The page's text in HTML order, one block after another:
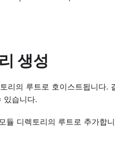
생성
리의 루트로 호이스트됩니다.
있습니다.
듈 디렉토리의 루트로 추가합